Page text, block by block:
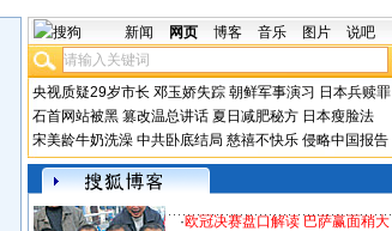
新闻 网页 博客 音乐 图片 说吧
央视质疑29岁市长 邓玉娇失踪 朝鲜军事演习 日本兵赎罪
石首网站被黑 篡改温总讲话 夏日减肥秘方 日本瘦脸法
宋美龄牛奶洗澡 中共卧底结局 慈禧不快乐 侵略中国报告
·欧冠决赛盘口解读 巴萨赢面稍大